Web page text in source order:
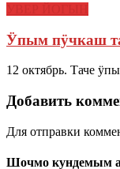
Ӱпым пӱчкаш
12 октябрь. Таче
Добавить
Для отправки
Шочмо кундемым